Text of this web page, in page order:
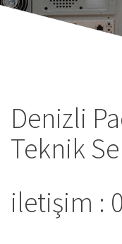
Denizli
Teknik
iletişim :